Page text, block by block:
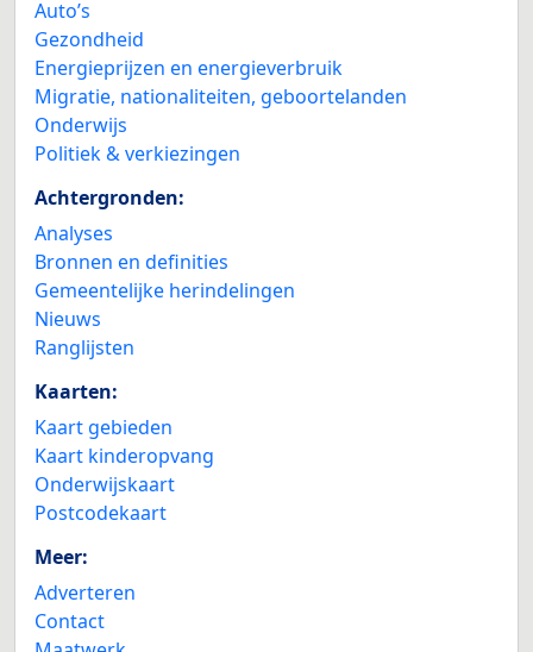
Auto’s
Gezondheid
Energieprijzen en energieverbruik
Migratie, nationaliteiten, geboortelanden
Onderwijs
Politiek & verkiezingen
Achtergronden:
Analyses
Bronnen en definities
Gemeentelijke herindelingen
Nieuws
Ranglijsten
Kaarten:
Kaart gebieden
Kaart kinderopvang
Onderwijskaart
Postcodekaart
Meer:
Adverteren
Contact